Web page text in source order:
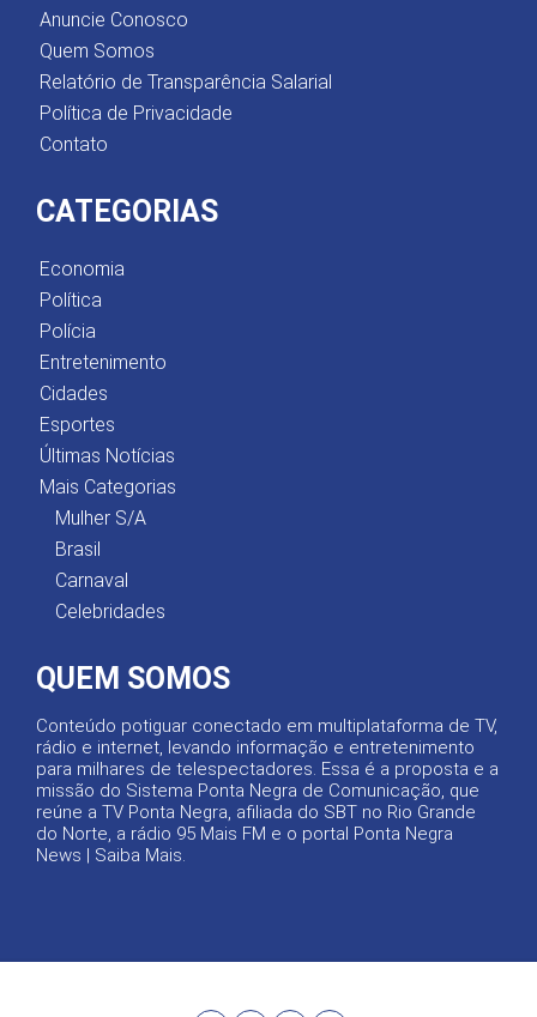
Anuncie Conosco
Quem Somos
Relatório de Transparência Salarial
Política de Privacidade
Contato
CATEGORIAS
Economia
Política
Polícia
Entretenimento
Cidades
Esportes
Últimas Notícias
Mais Categorias
Mulher S/A
Brasil
Carnaval
Celebridades
QUEM SOMOS
Conteúdo potiguar conectado em multiplataforma de TV,
rádio e internet, levando informação e entretenimento
para milhares de telespectadores. Essa é a proposta e a
missão do Sistema Ponta Negra de Comunicação, que
reúne a TV Ponta Negra, afiliada do SBT no Rio Grande
do Norte, a rádio 95 Mais FM e o portal Ponta Negra
News | Saiba Mais.